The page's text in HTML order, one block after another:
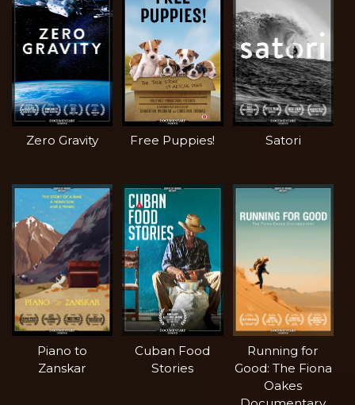
Zero Gravity Free Puppies! Satori
Piano to
Zanskar
Cuban Food
Stories
Running for
Good: The Fiona
Oakes